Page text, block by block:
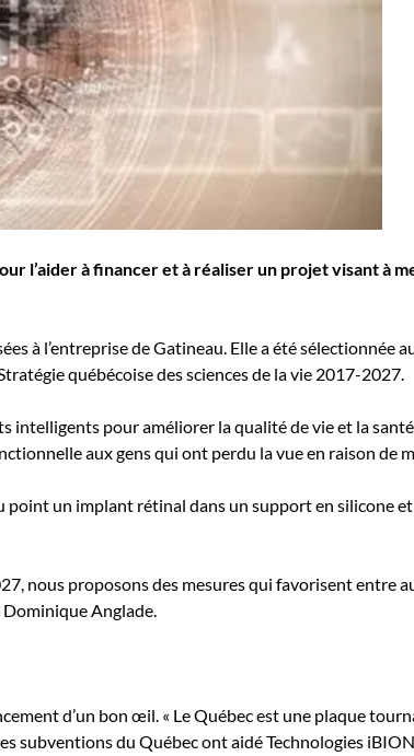
l’aider à financer et à réaliser un projet visant à
à l’entreprise de Gatineau. Elle a été sélectionnée
québécoise des sciences de la vie 2017-2027.
intelligents pour améliorer la qualité de vie et la
aux gens qui ont perdu la vue en raison de
point un implant rétinal dans un support en silicone
nous proposons des mesures qui favorisent entre
Dominique Anglade.
d’un bon œil. « Le Québec est une plaque
subventions du Québec ont aidé Technologies